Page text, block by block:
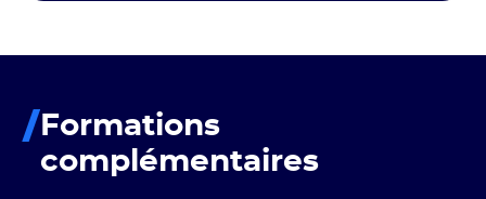
Formations
complémentaires